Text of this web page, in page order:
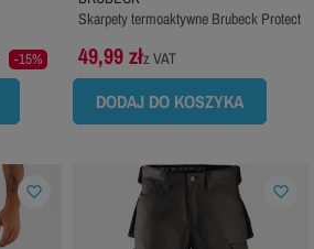
-15%
Skarpety termoaktywne Brubeck Protect
49,99 złz VAT
DODAJ DO KOSZYKA
favorite_border favorite_border